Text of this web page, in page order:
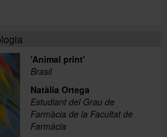
'Animal print'
Brasil
Natàlia Ortega
Estudiant del Grau de
Farmàcia de la Facultat de
Farmàcia